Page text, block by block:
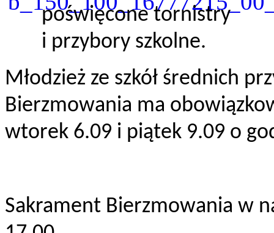
poświęcone tornistry
i przybory szkolne.
Młodzież ze szkół średnich
Bierzmowania ma
wtorek 6.09 i piątek 9.09 o
Sakrament Bierzmowania w